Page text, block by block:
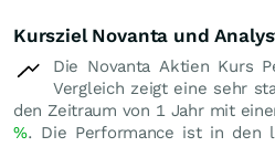
Kursziel Novanta und
Die Novanta Aktien Kurs
Vergleich zeigt eine sehr
den Zeitraum von 1 Jahr mit
%. Die Performance ist in den